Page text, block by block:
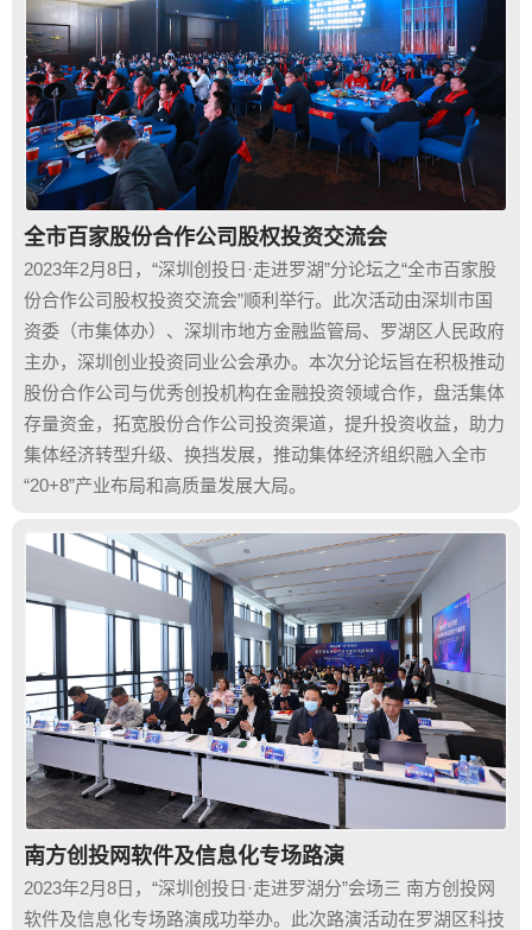
全市百家股份合作公司股权投资交流会
2023年2月8日，“深圳创投日·走进罗湖”分论坛之“全市百家股
份合作公司股权投资交流会”顺利举行。此次活动由深圳市国
资委（市集体办）、深圳市地方金融监管局、罗湖区人民政府
主办，深圳创业投资同业公会承办。本次分论坛旨在积极推动
股份合作公司与优秀创投机构在金融投资领域合作，盘活集体
存量资金，拓宽股份合作公司投资渠道，提升投资收益，助力
集体经济转型升级、换挡发展，推动集体经济组织融入全市
“20+8”产业布局和高质量发展大局。
南方创投网软件及信息化专场路演
2023年2月8日，“深圳创投日·走进罗湖分”会场三 南方创投网
软件及信息化专场路演成功举办。此次路演活动在罗湖区科技